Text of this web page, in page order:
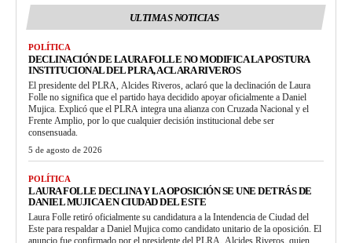
ULTIMAS NOTICIAS
POLÍTICA
DECLINACIÓN DE LAURA FOLLE NO MODIFICA LA POSTURA
INSTITUCIONAL DEL PLRA, ACLARA RIVEROS
El presidente del PLRA, Alcides Riveros, aclaró que la declinación de Laura
Folle no significa que el partido haya decidido apoyar oficialmente a Daniel
Mujica. Explicó que el PLRA integra una alianza con Cruzada Nacional y el
Frente Amplio, por lo que cualquier decisión institucional debe ser
consensuada.
5 de agosto de 2026
POLÍTICA
LAURA FOLLE DECLINA Y LA OPOSICIÓN SE UNE DETRÁS DE
DANIEL MUJICA EN CIUDAD DEL ESTE
Laura Folle retiró oficialmente su candidatura a la Intendencia de Ciudad del
Este para respaldar a Daniel Mujica como candidato unitario de la oposición. El
anuncio fue confirmado por el presidente del PLRA, Alcides Riveros, quien